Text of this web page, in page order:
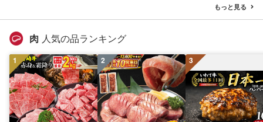
もっと見る
肉 人気の品ランキング
1 2 3